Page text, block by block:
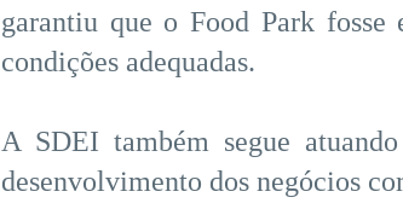
garantiu que o Food Park fosse
condições adequadas.
A SDEI também segue
desenvolvimento dos negócios